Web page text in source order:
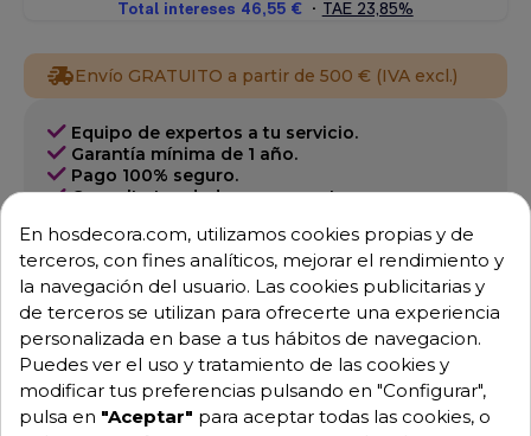
Envío GRATUITO a partir de 500 € (IVA excl.)
Equipo de expertos a tu servicio.
Garantía mínima de 1 año.
Pago 100% seguro.
Consulta tus dudas con nosotros.
976 25 59 91
info@hosdecora.com
Hablemos
Pide tu presupuesto
En hosdecora.com, utilizamos cookies propias y de
terceros, con fines analíticos, mejorar el rendimiento y
la navegación del usuario. Las cookies publicitarias y
de terceros se utilizan para ofrecerte una experiencia
personalizada en base a tus hábitos de navegacion.
Puedes ver el uso y tratamiento de las cookies y
modificar tus preferencias pulsando en "Configurar",
pulsa en "Aceptar" para aceptar todas las cookies, o